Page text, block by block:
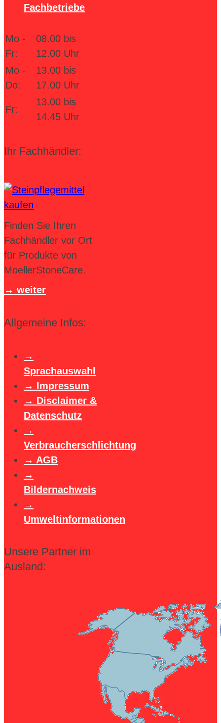
Fachbetriebe
Mo -
Fr:
08.00 bis
12.00 Uhr
Mo -
Do:
13.00 bis
17.00 Uhr
Fr:
13.00 bis
14.45 Uhr
Ihr Fachhändler:
Finden Sie Ihren
Fachhändler vor Ort
für Produkte von
MoellerStoneCare.
weiter
Allgemeine Infos:
Sprachauswahl
Impressum
Disclaimer &
Datenschutz
Verbraucherschlichtung
AGB
Bildernachweis
Umweltinformationen
Unsere Partner im
Ausland: